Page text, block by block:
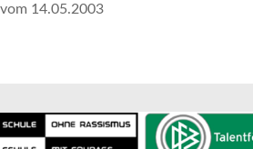
14.05.2003